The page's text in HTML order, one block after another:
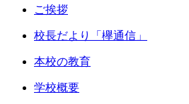
ご挨拶
校長だより「欅通信」
本校の教育
学校概要